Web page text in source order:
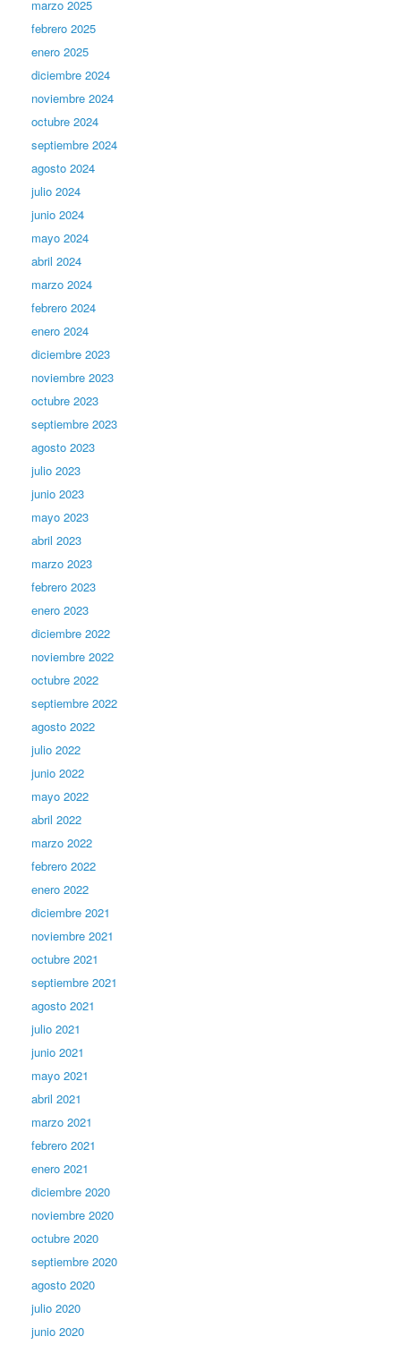
marzo 2025
febrero 2025
enero 2025
diciembre 2024
noviembre 2024
octubre 2024
septiembre 2024
agosto 2024
julio 2024
junio 2024
mayo 2024
abril 2024
marzo 2024
febrero 2024
enero 2024
diciembre 2023
noviembre 2023
octubre 2023
septiembre 2023
agosto 2023
julio 2023
junio 2023
mayo 2023
abril 2023
marzo 2023
febrero 2023
enero 2023
diciembre 2022
noviembre 2022
octubre 2022
septiembre 2022
agosto 2022
julio 2022
junio 2022
mayo 2022
abril 2022
marzo 2022
febrero 2022
enero 2022
diciembre 2021
noviembre 2021
octubre 2021
septiembre 2021
agosto 2021
julio 2021
junio 2021
mayo 2021
abril 2021
marzo 2021
febrero 2021
enero 2021
diciembre 2020
noviembre 2020
octubre 2020
septiembre 2020
agosto 2020
julio 2020
junio 2020